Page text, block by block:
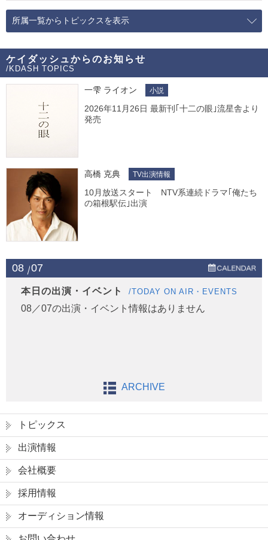
所属一覧からトピックスを表示
ケイダッシュからのお知らせ
/KDASH TOPICS
一雫 ライオン 小説
2026年11月26日 最新刊｢十二の眼｣流星舎より
発売
高橋 克典 TV出演情報
10月放送スタート NTV系連続ドラマ｢俺たち
の箱根駅伝｣出演
08 07
本日の出演・イベント /TODAY ON AIR・EVENTS
08／07の出演・イベント情報はありません
ARCHIVE
トピックス
出演情報
会社概要
採用情報
オーディション情報